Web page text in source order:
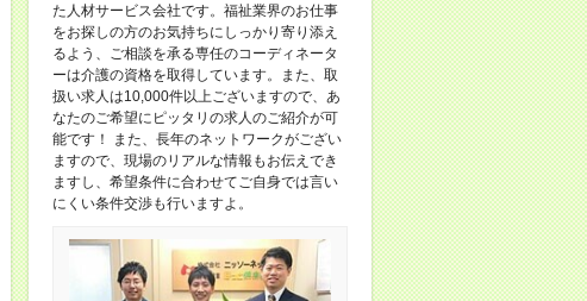
た人材サービス会社です。福祉業界のお仕事
をお探しの方のお気持ちにしっかり寄り添え
るよう、ご相談を承る専任のコーディネータ
ーは介護の資格を取得しています。また、取
扱い求人は10,000件以上ございますので、あ
なたのご希望にピッタリの求人のご紹介が可
能です！ また、長年のネットワークがござい
ますので、現場のリアルな情報もお伝えでき
ますし、希望条件に合わせてご自身では言い
にくい条件交渉も行いますよ。